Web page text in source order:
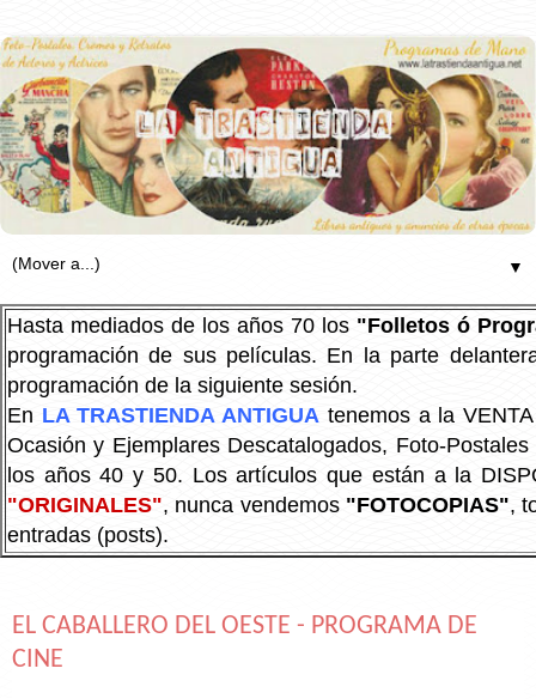
▼
Hasta mediados de los años 70 los "Folletos ó
programación de sus películas. En la parte
programación de la siguiente sesión.
En LA TRASTIENDA ANTIGUA tenemos a la
Ocasión y Ejemplares Descatalogados, Foto-
los años 40 y 50. Los artículos que están a la
"ORIGINALES", nunca vendemos "FOTOCOPIAS",
entradas (posts).
EL CABALLERO DEL OESTE - PROGRAMA DE
CINE